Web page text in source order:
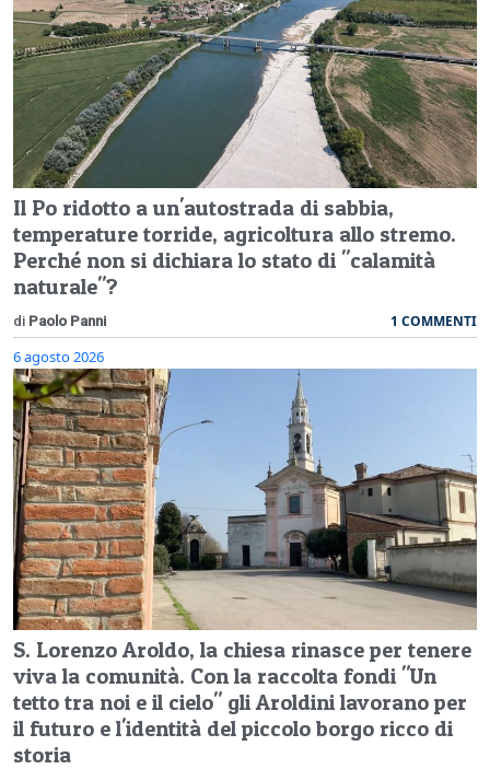
Il Po ridotto a un'autostrada di sabbia,
temperature torride, agricoltura allo stremo.
Perché non si dichiara lo stato di "calamità
naturale"?
di Paolo Panni 1 COMMENTI
6 agosto 2026
S. Lorenzo Aroldo, la chiesa rinasce per tenere
viva la comunità. Con la raccolta fondi "Un
tetto tra noi e il cielo" gli Aroldini lavorano per
il futuro e l'identità del piccolo borgo ricco di
storia